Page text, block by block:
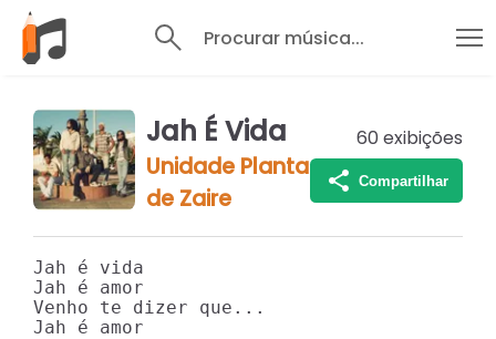
Procurar música...
Jah É Vida
Unidade Planta
de Zaire
60 exibições
Compartilhar
Jah é vida
Jah é amor
Venho te dizer que...
Jah é amor